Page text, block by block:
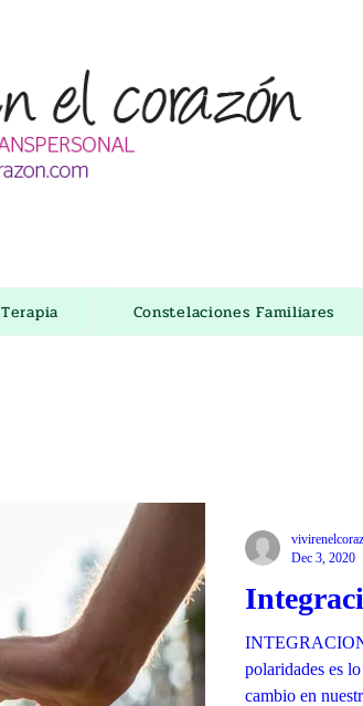
Terapia Constelaciones Familiares
polaridades es
cambio en
Dec 3, 2020